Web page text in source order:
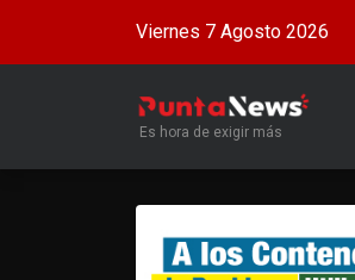
Viernes 7 Agosto 2026
Es hora de exigir más